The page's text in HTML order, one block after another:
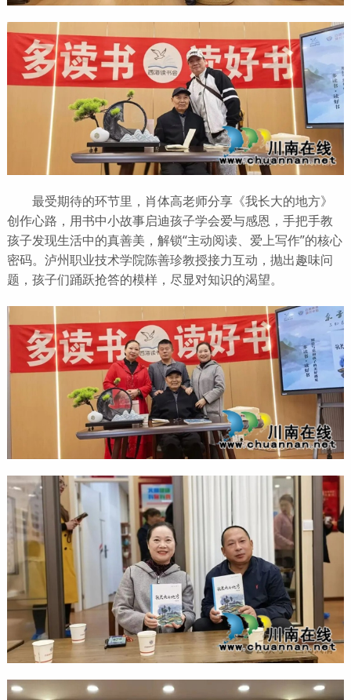
最受期待的环节里，肖体高老师分享《我长大的地方》
创作心路，用书中小故事启迪孩子学会爱与感恩，手把手教
孩子发现生活中的真善美，解锁“主动阅读、爱上写作”的核心
密码。泸州职业技术学院陈善珍教授接力互动，抛出趣味问
题，孩子们踊跃抢答的模样，尽显对知识的渴望。